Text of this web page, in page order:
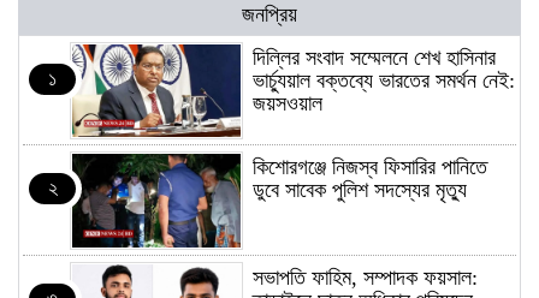
জনপ্রিয়
১
দিল্লির সংবাদ সম্মেলনে শেখ হাসিনার
ভার্চ্যুয়াল বক্তব্যে ভারতের সমর্থন নেই:
জয়সওয়াল
২
কিশোরগঞ্জে নিজস্ব ফিসারির পানিতে
ডুবে সাবেক পুলিশ সদস্যের মৃত্যু
সভাপতি ফাহিম, সম্পাদক ফয়সাল: